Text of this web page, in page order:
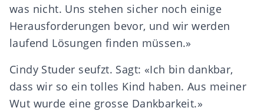
was nicht. Uns stehen sicher noch einige
Herausforderungen bevor, und wir werden
laufend Lösungen finden müssen.»
Cindy Studer seufzt. Sagt: «Ich bin dankbar,
dass wir so ein tolles Kind haben. Aus meiner
Wut wurde eine grosse Dankbarkeit.»